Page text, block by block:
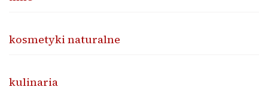
kosmetyki naturalne
kulinaria